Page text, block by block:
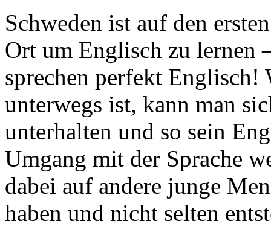
Schweden ist auf den
Ort um Englisch zu lernen
sprechen perfekt Englisch!
unterwegs ist, kann man
unterhalten und so sein
Umgang mit der Sprache
dabei auf andere junge
haben und nicht selten